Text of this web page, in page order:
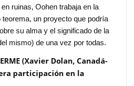
ruinas, Oohen trabaja en la
un proyecto que podría
su alma y el significado de la
mismo) de una vez por todas.
(Xavier Dolan, Canadá-
participación en la